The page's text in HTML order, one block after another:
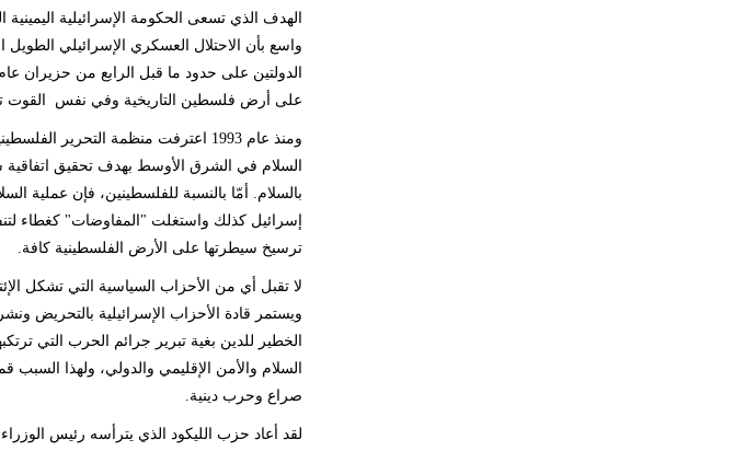
الهدف الذي تسعى الحكومة الإسرائيلية
واسع بأن الاحتلال العسكري الإسرائيلي
على أرض فلسطين التاريخية وفي نفس القوت
ومنذ عام 1993 اعترفت منظمة
السلام في الشرق الأوسط بهدف تحقيق
بالسلام. أمّا بالنسبة للفلسطينين، فإن عملية
إسرائيل كذلك واستغلت "المفاوضات" كغطاء
ترسيخ سيطرتها على الأرض الفلسطينية كافة.
لا تقبل أي من الأحزاب السياسية التي تشكل
ويستمر قادة الأحزاب الإسرائيلية بالتحريض
الخطير للدين بغية تبرير جرائم الحرب التي
السلام والأمن الإقليمي والدولي، ولهذا
صراع وحرب دينية.
لقد أعاد حزب الليكود الذي يترأسه رئيس